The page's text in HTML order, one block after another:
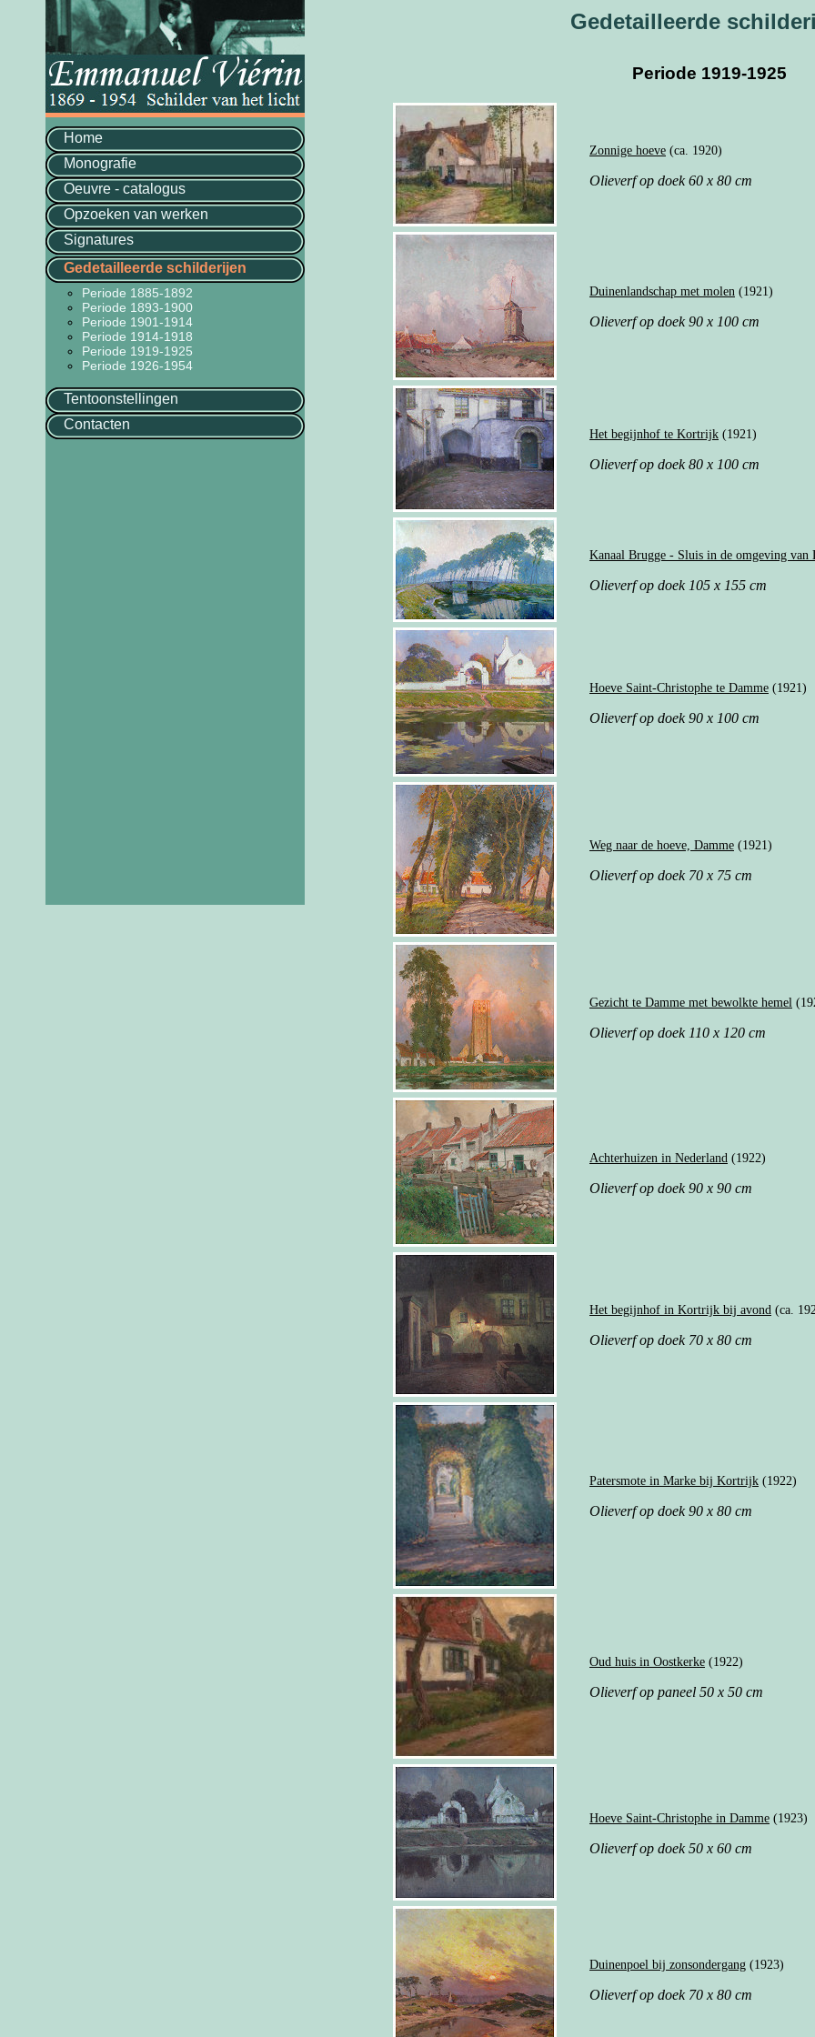
Home
Monografie
Oeuvre - catalogus
Opzoeken van werken
Signatures
Gedetailleerde schilderijen
Periode 1885-1892
Periode 1893-1900
Periode 1901-1914
Periode 1914-1918
Periode 1919-1925
Periode 1926-1954
Tentoonstellingen
Contacten
Gedetailleerde
Periode 1919-1925
Zonnige hoeve (ca. 1920)
Olieverf op doek 60 x 80 cm
Duinenlandschap met molen (1921)
Olieverf op doek 90 x 100 cm
Het begijnhof te Kortrijk (1921)
Olieverf op doek 80 x 100 cm
Kanaal Brugge - Sluis in de omgeving van
Olieverf op doek 105 x 155 cm
Hoeve Saint-Christophe te Damme (1921)
Olieverf op doek 90 x 100 cm
Weg naar de hoeve, Damme (1921)
Olieverf op doek 70 x 75 cm
Gezicht te Damme met bewolkte hemel
Olieverf op doek 110 x 120 cm
Achterhuizen in Nederland (1922)
Olieverf op doek 90 x 90 cm
Het begijnhof in Kortrijk bij avond (ca.
Olieverf op doek 70 x 80 cm
Patersmote in Marke bij Kortrijk (1922)
Olieverf op doek 90 x 80 cm
Oud huis in Oostkerke (1922)
Olieverf op paneel 50 x 50 cm
Hoeve Saint-Christophe in Damme (1923)
Olieverf op doek 50 x 60 cm
Duinenpoel bij zonsondergang (1923)
Olieverf op doek 70 x 80 cm